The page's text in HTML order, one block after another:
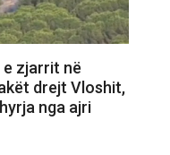
zjarrit në
drejt Vloshit,
nga ajri